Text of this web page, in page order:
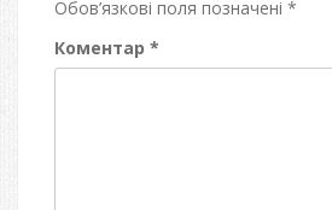
Обов’язкові поля позначені *
Коментар *